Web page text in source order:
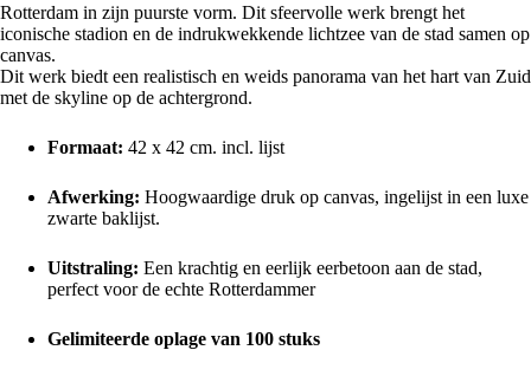
Rotterdam in zijn puurste vorm. Dit sfeervolle werk brengt het
iconische stadion en de indrukwekkende lichtzee van de stad samen op
canvas.
Dit werk biedt een realistisch en weids panorama van het hart van Zuid
met de skyline op de achtergrond.
Formaat: 42 x 42 cm. incl. lijst
Afwerking: Hoogwaardige druk op canvas, ingelijst in een luxe
zwarte baklijst.
Uitstraling: Een krachtig en eerlijk eerbetoon aan de stad,
perfect voor de echte Rotterdammer
Gelimiteerde oplage van 100 stuks